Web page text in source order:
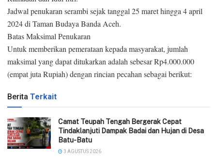
Jadwal penukaran serambi sejak tanggal 25 maret hingga 4 april
2024 di Taman Budaya Banda Aceh.
Batas Maksimal Penukaran
Untuk memberikan pemerataan kepada masyarakat, jumlah
maksimal yang dapat ditukarkan adalah sebesar Rp4.000.000
(empat juta Rupiah) dengan rincian pecahan sebagai berikut:
Berita Terkait
Camat Teupah Tengah Bergerak Cepat
Tindaklanjuti Dampak Badai dan Hujan di Desa
Batu-Batu
3 AGUSTUS 2026